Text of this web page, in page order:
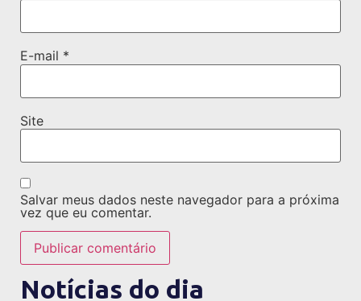
E-mail *
Site
Salvar meus dados neste navegador para a próxima
vez que eu comentar.
Notícias do dia